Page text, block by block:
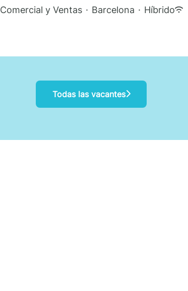
Comercial y Ventas · Barcelona · Híbrido
Todas las vacantes